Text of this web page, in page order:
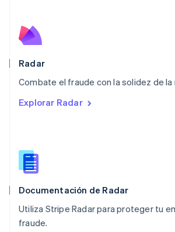
Radar
Combate el fraude con la solidez de la
Explorar Radar
Documentación de Radar
Utiliza Stripe Radar para proteger tu
fraude.
Español
Noruega
Nueva Zelandia
English
Nederlands English
Português
RAE de Hong Kong, China
Reino Unido
República Checa
English